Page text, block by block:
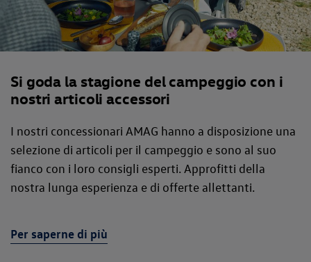
Si goda la stagione del campeggio con i
nostri articoli accessori
I nostri concessionari AMAG hanno a disposizione una
selezione di articoli per il campeggio e sono al suo
fianco con i loro consigli esperti. Approfitti della
nostra lunga esperienza e di offerte allettanti.
Per saperne di più